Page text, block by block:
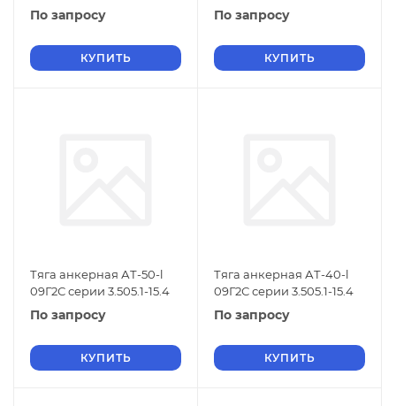
По запросу
КУПИТЬ
По запросу
КУПИТЬ
Тяга анкерная АТ-50-l
09Г2С серии 3.505.1-15.4
По запросу
КУПИТЬ
Тяга анкерная АТ-40-l
09Г2С серии 3.505.1-15.4
По запросу
КУПИТЬ